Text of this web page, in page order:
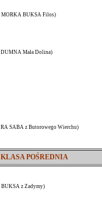
MORKA BUKSA Filos)
Mała Dolina)
SABA z Butorowego Wierchu)
KLASA POŚREDNIA
BUKSA z Zadymy)